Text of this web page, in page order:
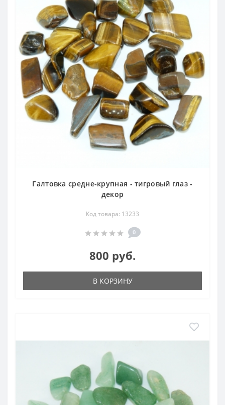
Галтовка средне-крупная - тигровый глаз -
декор
Код товара: 13233
0
800 руб.
В КОРЗИНУ